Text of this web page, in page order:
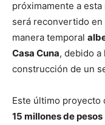
próximamente a
será reconvertido
manera temporal
Casa Cuna, debido a
construcción de un
Este último proyecto
15 millones de pesos